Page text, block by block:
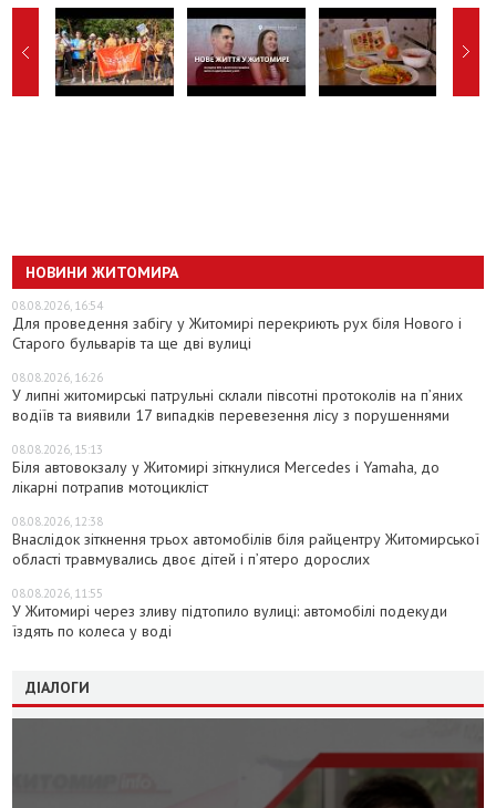
НОВИНИ ЖИТОМИРА
08.08.2026, 16:54
Для проведення забігу у Житомирі перекриють рух біля Нового і
Старого бульварів та ще дві вулиці
08.08.2026, 16:26
У липні житомирські патрульні склали півсотні протоколів на пʼяних
водіїв та виявили 17 випадків перевезення лісу з порушеннями
08.08.2026, 15:13
Біля автовокзалу у Житомирі зіткнулися Mercedes і Yamaha, до
лікарні потрапив мотоцикліст
08.08.2026, 12:38
Внаслідок зіткнення трьох автомобілів біля райцентру Житомирської
області травмувались двоє дітей і пʼятеро дорослих
08.08.2026, 11:55
У Житомирі через зливу підтопило вулиці: автомобілі подекуди
їздять по колеса у воді
ДІАЛОГИ